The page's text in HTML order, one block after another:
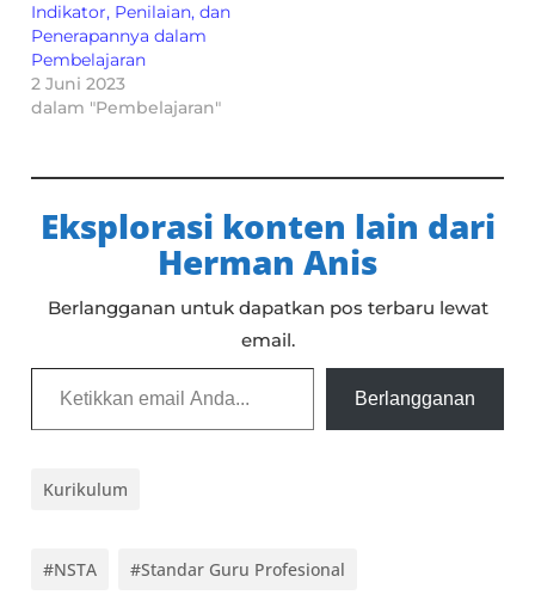
Indikator, Penilaian, dan
Penerapannya dalam
Pembelajaran
2 Juni 2023
dalam "Pembelajaran"
Eksplorasi konten lain dari
Herman Anis
Berlangganan untuk dapatkan pos terbaru lewat
email.
Ketikkan email Anda...
Berlangganan
Kurikulum
#NSTA #Standar Guru Profesional